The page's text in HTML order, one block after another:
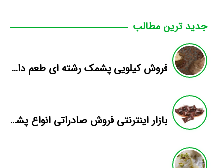
جدید ترین مطالب
فروش کیلویی پشمک رشته ای طعم دار میوه
بازار اینترنتی فروش صادراتی انواع پشمک الیافی/شکلاتی